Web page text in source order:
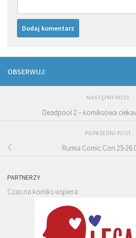
OBSERWUJ:
NASTĘPNY POST
Deadpool 2 – komiksowa
POPRZEDNI POST
Rumia Comic Con 25-
PARTNERZY
Czas na komiks wspiera: